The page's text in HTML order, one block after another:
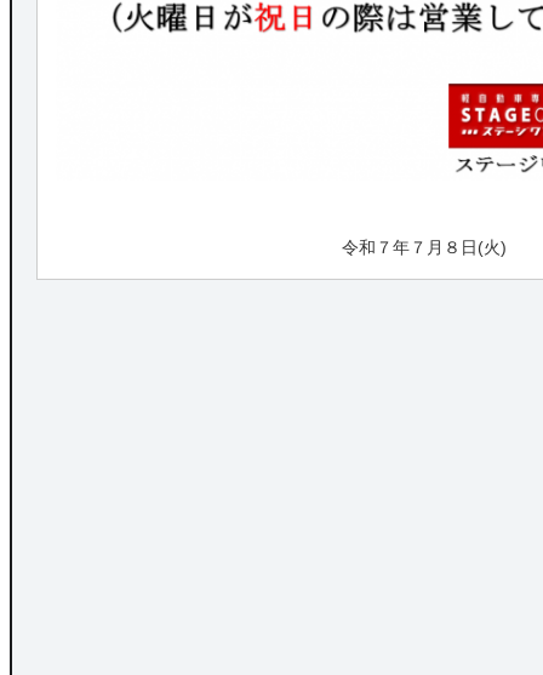
令和７年７月８日(火)